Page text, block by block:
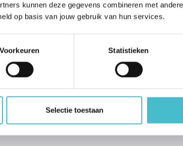
kunnen deze gegevens combineren met
op basis van jouw gebruik van hun services.
Voorkeuren Statistieken
Selectie toestaan
2026